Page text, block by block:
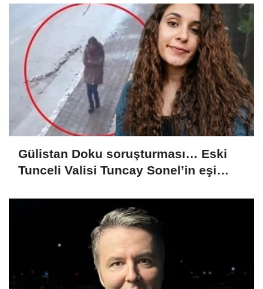
Gülistan Doku soruşturması… Eski
Tunceli Valisi Tuncay Sonel’in eşi